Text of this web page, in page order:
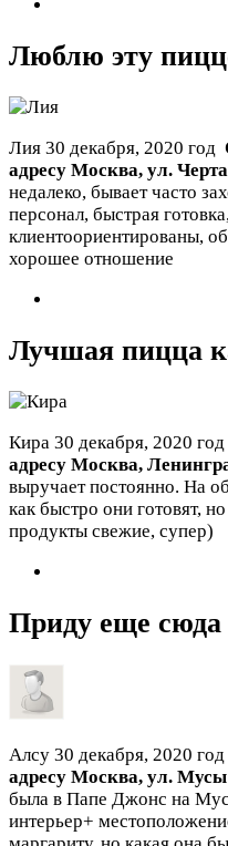
Люблю эту
Лия 30 декабря, 2020 год
адресу Москва, ул.
недалеко, бывает часто
персонал, быстрая
клиентоориентированы,
хорошее отношение
Лучшая пицца
Кира 30 декабря, 2020 год
адресу Москва,
выручает постоянно. На
как быстро они готовят,
продукты свежие, супер)
Приду еще сюда
Алсу 30 декабря, 2020 год
адресу Москва, ул.
была в Папе Джонс на
интерьер+